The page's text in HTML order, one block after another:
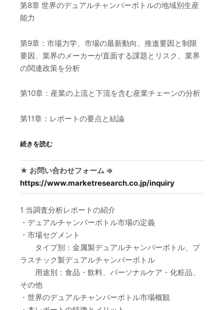
第8章 世界のデュアルチャンバーボトルの地域別生産
能力
第9章：市場力学、市場の最新動向、推進要因と制限
要因、業界のメーカーが直面する課題とリスク、業界
の関連政策を分析
第10章：産業の上流と下流を含む産業チェーンの分析
第11章：レポートの要点と結論
続きを読む
★ お問い合わせフォーム ⇒
https://www.marketresearch.co.jp/inquiry
1 当調査分析レポートの紹介
・デュアルチャンバーボトル市場の定義
・市場セグメント
タイプ別：金属製デュアルチャンバーボトル、プ
ラスチック製デュアルチャンバーボトル
用途別：食品・飲料、パーソナルケア・化粧品、
その他
・世界のデュアルチャンバーボトル市場概観